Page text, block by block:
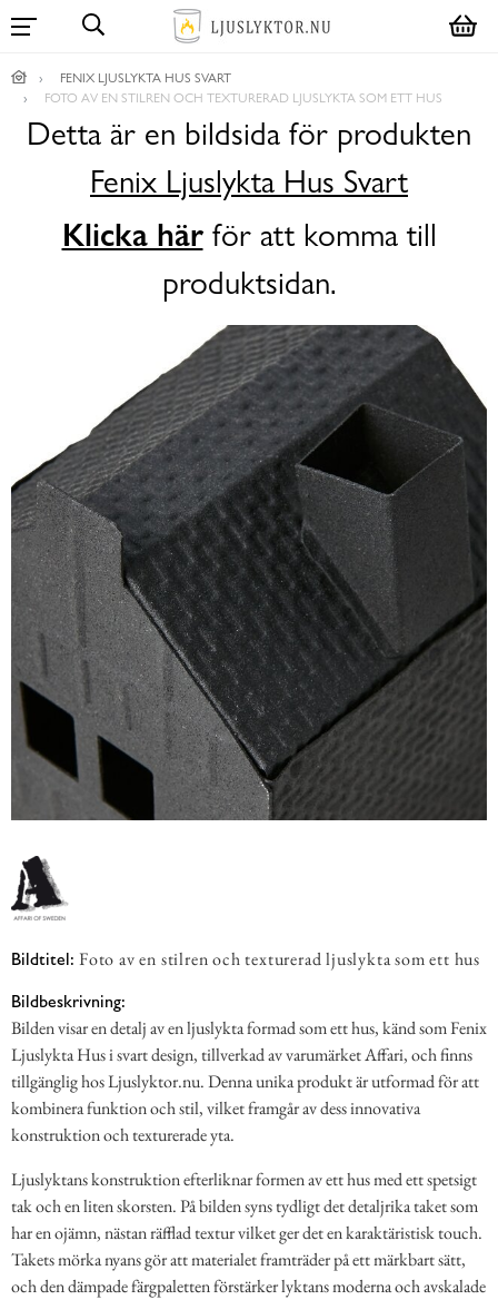
FENIX LJUSLYKTA HUS SVART
FOTO AV EN STILREN OCH TEXTURERAD LJUSLYKTA SOM ETT HUS
Detta är en bildsida för produkten
Fenix Ljuslykta Hus Svart
Klicka härför att komma till
produktsidan.
Bildtitel: Foto av en stilren och texturerad ljuslykta som ett hus
Bildbeskrivning:
Bilden visar en detalj av en ljuslykta formad som ett hus, känd som Fenix
Ljuslykta Hus i svart design, tillverkad av varumärket Affari, och finns
tillgänglig hos Ljuslyktor.nu. Denna unika produkt är utformad för att
kombinera funktion och stil, vilket framgår av dess innovativa
konstruktion och texturerade yta.
Ljuslyktans konstruktion efterliknar formen av ett hus med ett spetsigt
tak och en liten skorsten. På bilden syns tydligt det detaljrika taket som
har en ojämn, nästan räfflad textur vilket ger det en karaktäristisk touch.
Takets mörka nyans gör att materialet framträder på ett märkbart sätt,
och den dämpade färgpaletten förstärker lyktans moderna och avskalade